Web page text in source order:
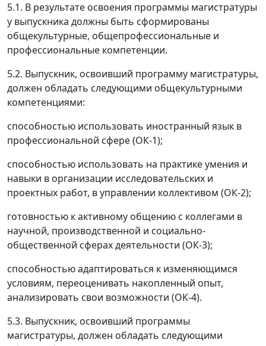
5.1. В результате освоения программы магистратуры
у выпускника должны быть сформированы
общекультурные, общепрофессиональные и
профессиональные компетенции.
5.2. Выпускник, освоивший программу магистратуры,
должен обладать следующими общекультурными
компетенциями:
способностью использовать иностранный язык в
профессиональной сфере (ОК-1);
способностью использовать на практике умения и
навыки в организации исследовательских и
проектных работ, в управлении коллективом (ОК-2);
готовностью к активному общению с коллегами в
научной, производственной и социально-
общественной сферах деятельности (ОК-3);
способностью адаптироваться к изменяющимся
условиям, переоценивать накопленный опыт,
анализировать свои возможности (ОК-4).
5.3. Выпускник, освоивший программы
магистратуры, должен обладать следующими